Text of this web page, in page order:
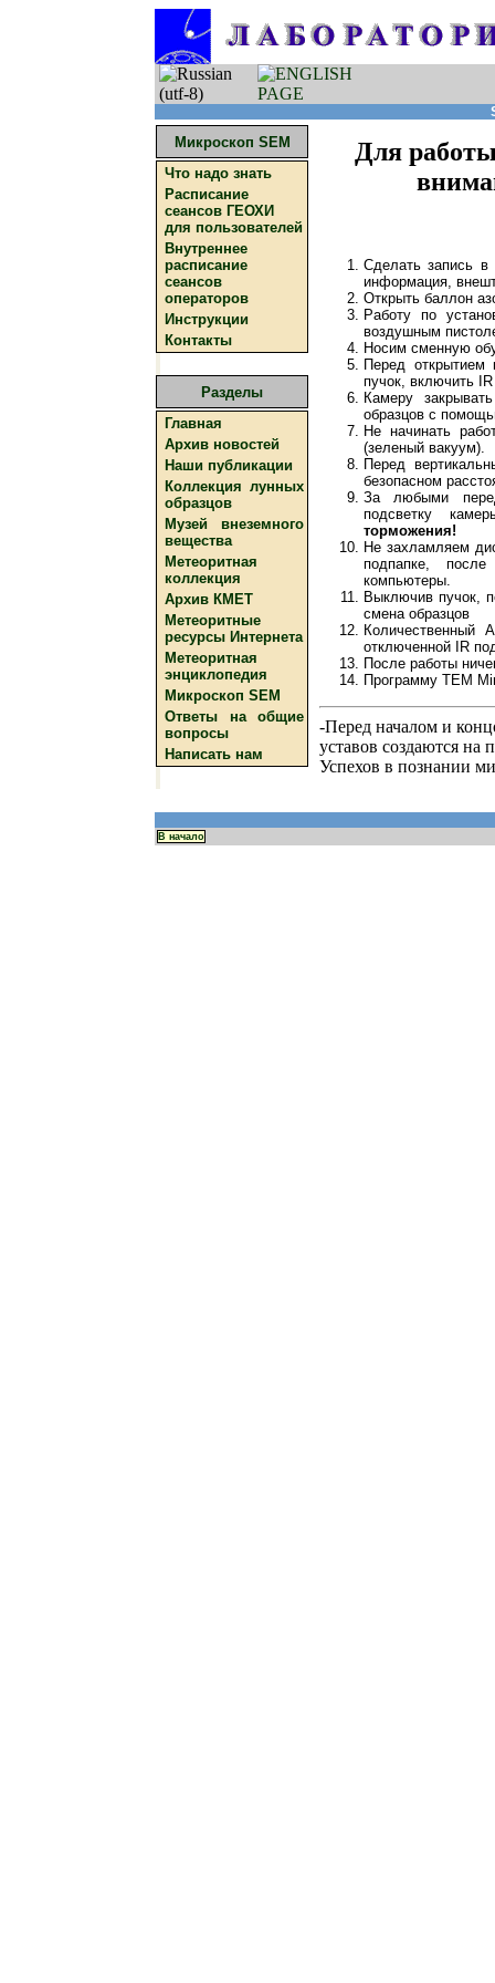
Микроскоп SEM
Что надо знать
Расписание
сеансов ГЕОХИ
для пользователей
Внутреннее
расписание
сеансов
операторов
Инструкции
Контакты
Разделы
Главная
Архив новостей
Наши публикации
Коллекция лунных
образцов
Музей внеземного
вещества
Метеоритная
коллекция
Архив КМЕТ
Метеоритные
ресурсы Интернета
Метеоритная
энциклопедия
Микроскоп SEM
Ответы на общие
вопросы
Написать нам
Для
Сделать запись
информация,
Открыть баллон
Работу по
воздушным
Носим сменную
Перед открытием
пучок, включить
Камеру
образцов с
Не начинать
(зеленый вакуум).
Перед
безопасном
За любыми
подсветку
торможения!
Не захламляем
подпапке,
компьютеры.
Выключив пучок,
смена образцов
Количественный
отключенной IR
После работы
Программу TEM
-Перед началом и
уставов создаются на
Успехов в познании
В начало